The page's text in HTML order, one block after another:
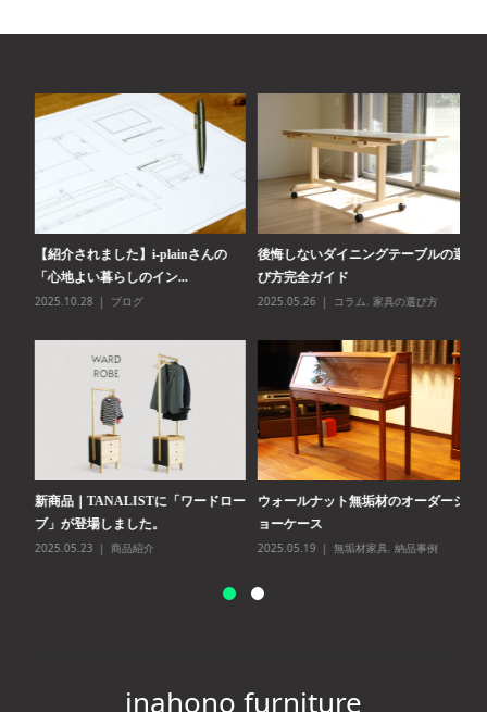
【紹介されました】i-plainさんの
「心地よい暮らしのイン...
2025.10.28
ブログ
後悔しないダイニングテーブルの選
び方完全ガイド
2025.05.26
コラム,家具の選び方
新商品｜TANALISTに「ワードロー
ブ」が登場しました。
2025.05.23
商品紹介
ウォールナット無垢材のオーダーシ
ョーケース
2025.05.19
無垢材家具,納品事例
inahono furniture